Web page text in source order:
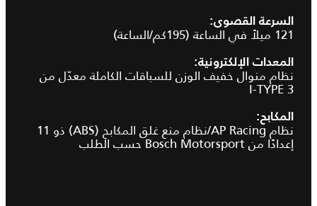
السرعة القصوى:
121 ميلاً في الساعة (195كم/الساعة)
المعدات الإلكترونية:
نظام منوال خفيف الوزن للسباقات الكاملة معدّل من
I‑TYPE 3
المكابح:
نظام AP Racing/نظام منع غلق المكابح (ABS) ذو 11
إعدادًا من Bosch Motorsport حسب الطلب